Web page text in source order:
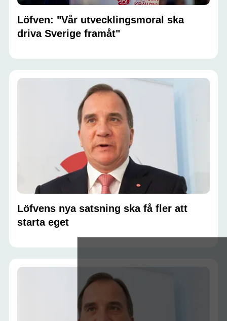
Löfven: "Vår utvecklingsmoral ska
driva Sverige framåt"
Löfvens nya satsning ska få fler att
starta eget